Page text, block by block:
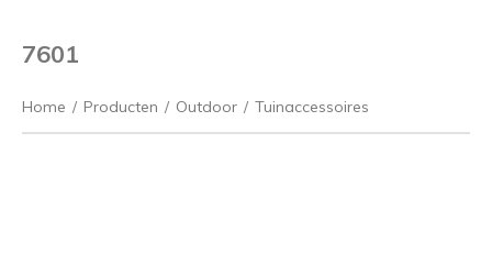
7601
Home / Producten / Outdoor / Tuinaccessoires